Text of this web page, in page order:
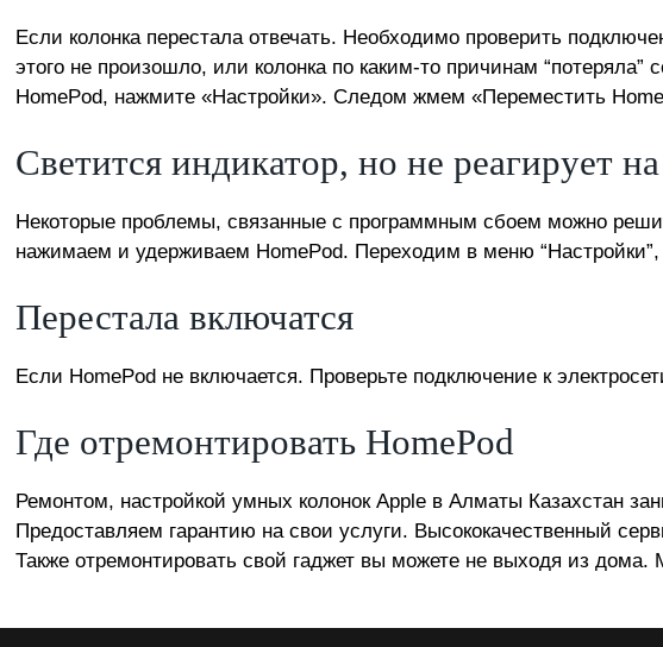
Если колонка перестала отвечать. Необходимо проверить
этого не произошло, или колонка по каким-то причинам
HomePod, нажмите «Настройки». Следом жмем «Переместить
Светится индикатор, но не реагирует
Некоторые проблемы, связанные с программным сбоем можно
нажимаем и удерживаем HomePod. Переходим в меню
Перестала включатся
Если HomePod не включается. Проверьте подключение к
Где отремонтировать HomePod
Ремонтом, настройкой умных колонок Apple в Алматы Казахстан
Предоставляем гарантию на свои услуги. Высококачественный
Также отремонтировать свой гаджет вы можете не выходя из дома.